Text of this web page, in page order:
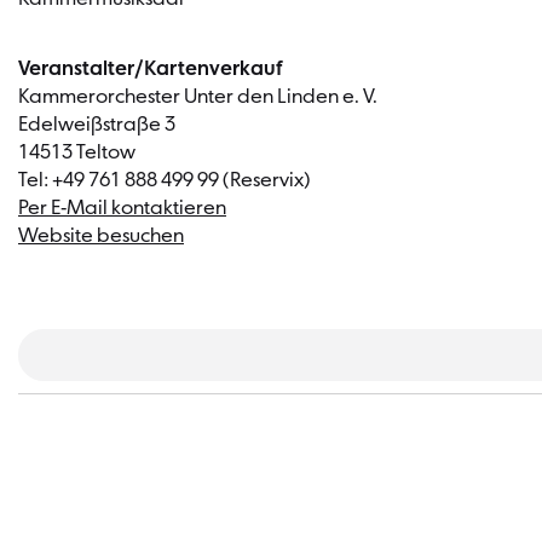
Veranstalter/Kartenverkauf
Kammerorchester Unter den Linden e. V.
Edelweißstraße 3
14513 Teltow
Tel: +49 761 888 499 99 (Reservix)
Per E-Mail kontaktieren
Website besuchen